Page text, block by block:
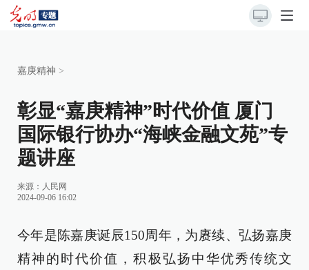
嘉庚精神 >
彰显“嘉庚精神”时代价值 厦门
国际银行协办“海峡金融文苑”专
题讲座
来源： 人民网
2024-09-06 16:02
今年是陈嘉庚诞辰150周年，为赓续、弘扬嘉庚
精神的时代价值，积极弘扬中华优秀传统文